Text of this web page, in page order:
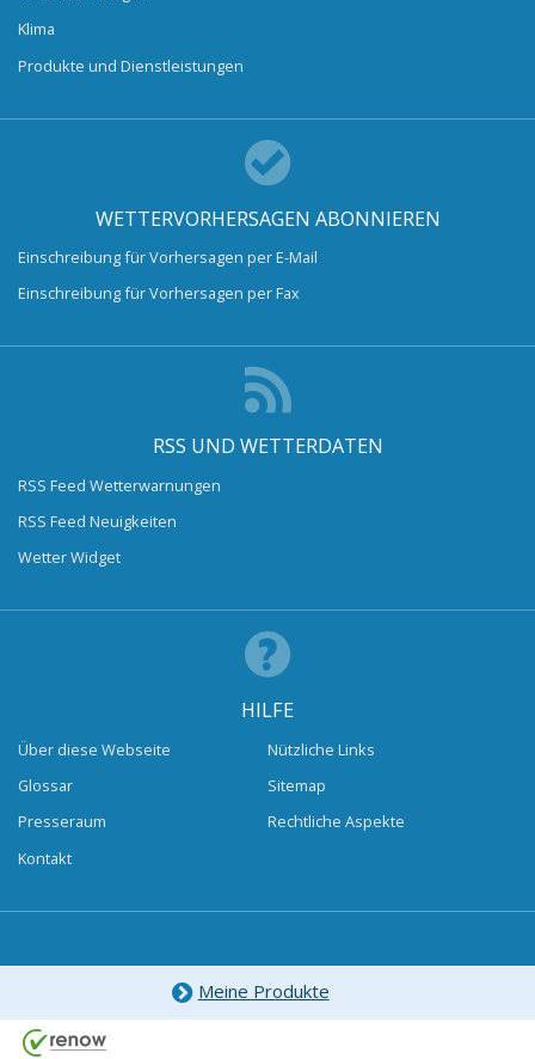
Klima
Produkte und Dienstleistungen
WETTERVORHERSAGEN ABONNIEREN
Einschreibung für Vorhersagen per E-Mail
Einschreibung für Vorhersagen per Fax
RSS UND WETTERDATEN
RSS Feed Wetterwarnungen
RSS Feed Neuigkeiten
Wetter Widget
HILFE
Über diese Webseite
Glossar
Presseraum
Kontakt
Nützliche Links
Sitemap
Rechtliche Aspekte
Meine Produkte